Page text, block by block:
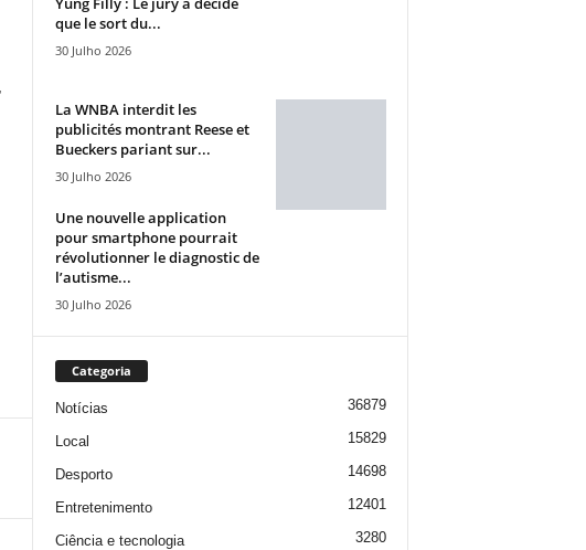
que le sort du...
30 Julho 2026
La WNBA interdit les
publicités montrant Reese et
Bueckers pariant sur...
30 Julho 2026
Une nouvelle application
pour smartphone pourrait
révolutionner le diagnostic de
l’autisme...
30 Julho 2026
Categoria
Notícias 36879
Local 15829
Desporto 14698
Entretenimento 12401
Ciência e tecnologia 3280